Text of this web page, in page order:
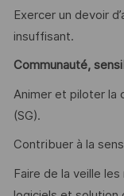
Exercer un devoir
insuffisant.
Communauté,
Animer et piloter la
(SG).
Contribuer à la
Faire de la veille